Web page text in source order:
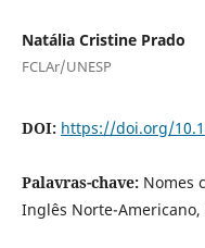
Natália Cristine Prado
FCLAr/UNESP
DOI: https://doi.org/
Palavras-chave: Nomes
Inglês Norte-